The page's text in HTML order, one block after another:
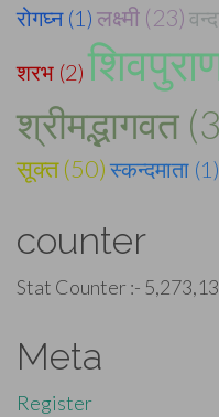
रोगघ्न (1) लक्ष्मी (23)
शरभ (2)
श्रीमद्भागवत
सूक्त (50) स्कन्दमाता (1)
counter
Stat Counter :-
Meta
Register